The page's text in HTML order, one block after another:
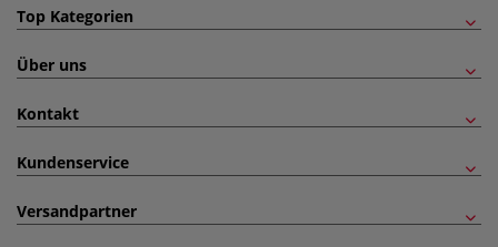
Top Kategorien
Über uns
Kontakt
Kundenservice
Versandpartner